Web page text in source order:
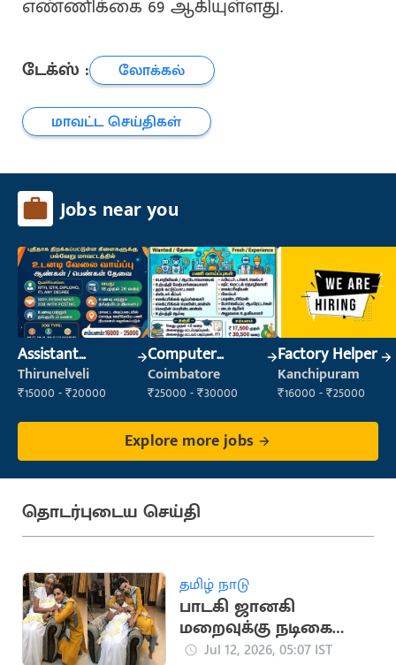
எண்ணிக்கை 69 ஆகியுள்ளது.
டேக்ஸ் :
லோக்கல்
மாவட்ட செய்திகள்
Jobs near you
Assistant
Manager
Thirunelveli
₹15000 - ₹20000
Computer
Operator
Coimbatore
₹25000 - ₹30000
Factory Helper
Kanchipuram
₹16000 - ₹25000
Explore more jobs
தொடர்புடைய செய்தி
தமிழ் நாடு
பாடகி ஜானகி
மறைவுக்கு நடிகை
த்ரிஷா இரங்கல்
Jul 12, 2026, 05:07 IST